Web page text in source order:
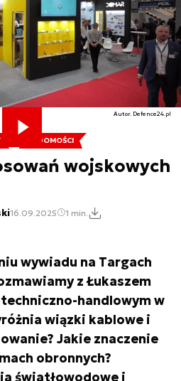
WIADOMOŚCI
wojskowych
16.09.2025 1 min.
Autor. Defence24.pl
wywiadu na Targach
z Łukaszem
handlowym w
wiązki kablowe i
Jakie znaczenie
obronnych?
światłowodowe i